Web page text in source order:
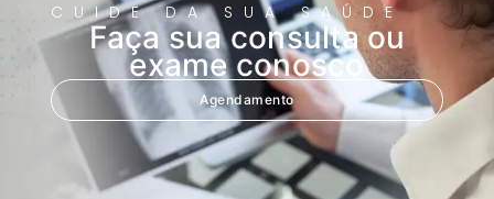
CUIDE DA SUA SAÚDE
Faça sua consulta ou
exame conosco
Agendamento